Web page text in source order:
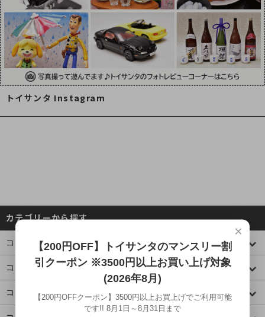
トイサンタ Instagram
カテゴリーから探す
コレクションケース
コミック・アニメ(ジャンプ)
コミック・アニメ(その他)
×
【200円OFF】トイサンタのマンスリー割
引クーポン ※3500円以上お買い上げ対象
(2026年8月)
【200円OFFクーポン】3500円以上お買上げでご利用可能
です!! 8月1日～8月31日まで